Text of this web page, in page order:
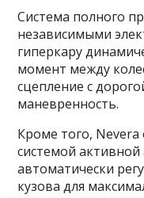
Система полного
независимыми
гиперкару
момент между
сцепление с
маневренность.
Кроме того,
системой
автоматически
кузова для